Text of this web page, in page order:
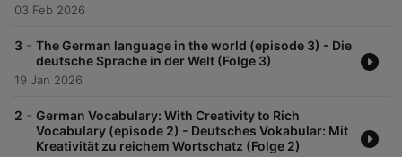
03 Feb 2026
3 - The German language in the world (episode 3) - Die
deutsche Sprache in der Welt (Folge 3)
19 Jan 2026
2 - German Vocabulary: With Creativity to Rich
Vocabulary (episode 2) - Deutsches Vokabular: Mit
Kreativität zu reichem Wortschatz (Folge 2)